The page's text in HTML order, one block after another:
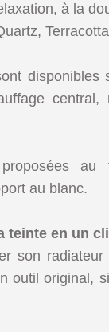
à la
disponibles
au blanc.
teinte en un
son
outil original,